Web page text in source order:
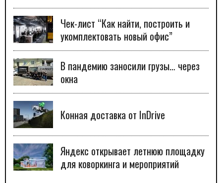
Чек-лист “Как найти, построить и
укомплектовать новый офис”
В пандемию заносили грузы… через
окна
Конная доставка от InDrive
Яндекс открывает летнюю площадку
для коворкинга и мероприятий